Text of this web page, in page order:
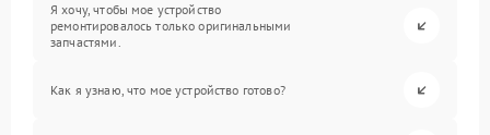
Я хочу, чтобы мое устройство
ремонтировалось только оригинальными
запчастями.
Как я узнаю, что мое устройство готово?